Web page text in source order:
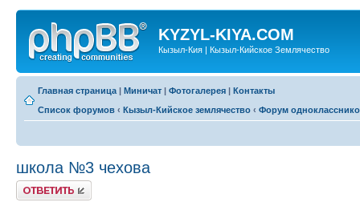
KYZYL-KIYA.COM
Кызыл-Кия | Кызыл-Кийское Землячество
Главная страница | Миничат | Фотогалерея | Контакты
Список форумов ‹ Кызыл-Кийское землячество ‹ Форум
школа №3 чехова
Ответить